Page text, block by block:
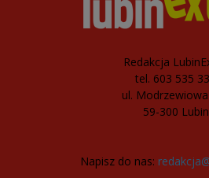
Redakcja
tel. 603 535
ul.
59-300 Lubin
Napisz do nas: